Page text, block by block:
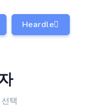
Heardle
택